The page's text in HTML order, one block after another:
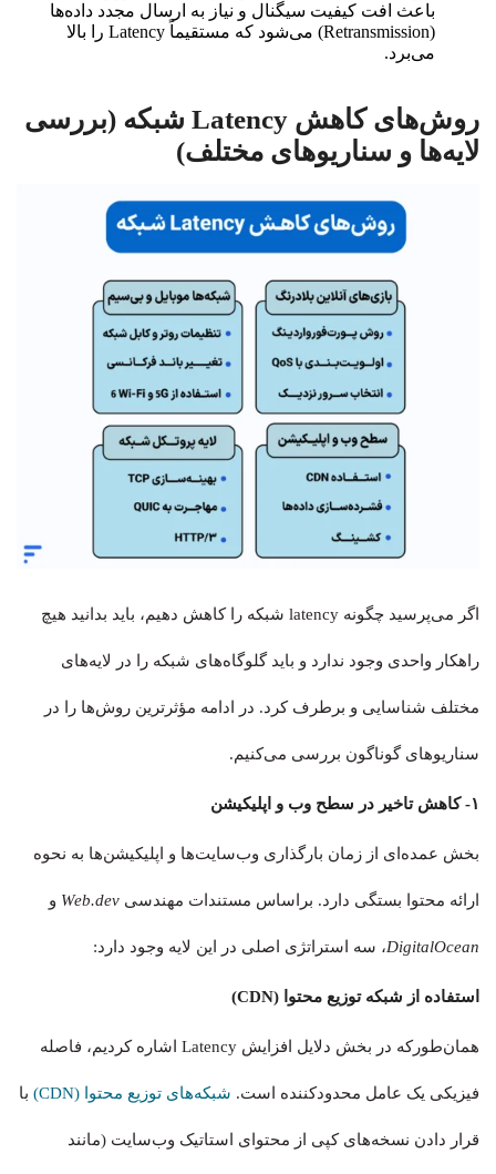
باعث افت کیفیت سیگنال و نیاز به ارسال مجدد داده‌ها
(Retransmission) می‌شود که مستقیماً Latency را بالا
می‌برد.
روش‌های کاهش Latency شبکه (بررسی
لایه‌ها و سناریوهای مختلف)
اگر می‌پرسید چگونه latency شبکه را کاهش دهیم، باید بدانید هیچ
راهکار واحدی وجود ندارد و باید گلوگاه‌های شبکه را در لایه‌های
مختلف شناسایی و برطرف کرد. در ادامه مؤثرترین روش‌ها را در
سناریوهای گوناگون بررسی می‌کنیم.
۱- کاهش تاخیر در سطح وب و اپلیکیشن
بخش عمده‌ای از زمان بارگذاری وب‌سایت‌ها و اپلیکیشن‌ها به نحوه
ارائه محتوا بستگی دارد. براساس مستندات مهندسی Web.dev و
DigitalOcean، سه استراتژی اصلی در این لایه وجود دارد:
استفاده از شبکه توزیع محتوا (CDN)
همان‌طورکه در بخش دلایل افزایش Latency اشاره کردیم، فاصله
فیزیکی یک عامل محدودکننده است. شبکه‌های توزیع محتوا (CDN) با
قرار دادن نسخه‌های کپی از محتوای استاتیک وب‌سایت (مانند